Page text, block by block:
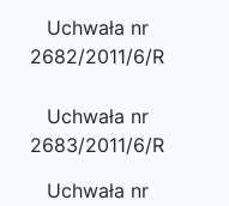
Uchwała nr
2682/2011/6/R
Uchwała nr
2683/2011/6/R
Uchwała nr